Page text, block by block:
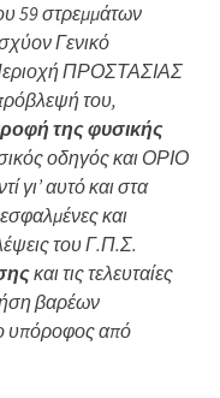
59 στρεμμάτων
Γενικό
ΠΡΟΣΤΑΣΙΑΣ
του,
της φυσικής
οδηγός και ΟΡΙΟ
γι’ αυτό και στα
και
του Γ.Π.Σ.
και τις τελευταίες
βαρέων
υπόροφος από